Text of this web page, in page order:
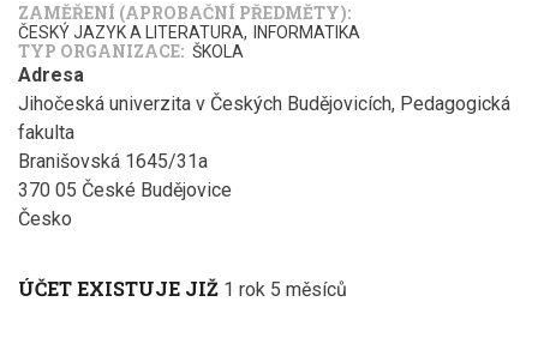
ZAMĚŘENÍ (APROBAČNÍ PŘEDMĚTY)
ČESKÝ JAZYK A LITERATURA INFORMATIKA
TYP ORGANIZACE ŠKOLA
Adresa
Jihočeská univerzita v Českých Budějovicích, Pedagogická
fakulta
Branišovská 1645/31a
370 05 České Budějovice
Česko
ÚČET EXISTUJE JIŽ 1 rok 5 měsíců